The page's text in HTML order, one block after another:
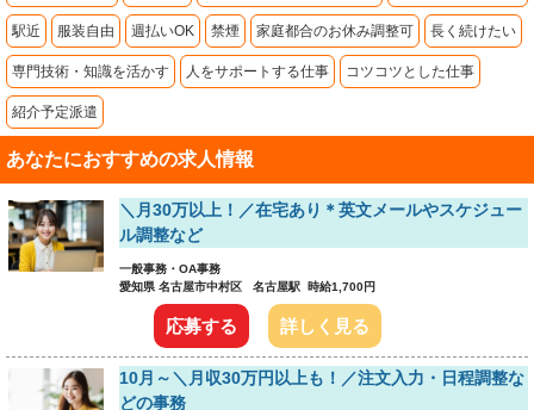
駅近 服装自由 週払いOK 禁煙 家庭都合のお休み調整可 長く続けたい
専門技術・知識を活かす 人をサポートする仕事 コツコツとした仕事
紹介予定派遣
あなたにおすすめの求人情報
＼月30万以上！／在宅あり＊英文メールやスケジュー
ル調整など
一般事務・OA事務
愛知県 名古屋市中村区 名古屋駅 時給1,700円
応募する 詳しく見る
10月～＼月収30万円以上も！／注文入力・日程調整な
どの事務